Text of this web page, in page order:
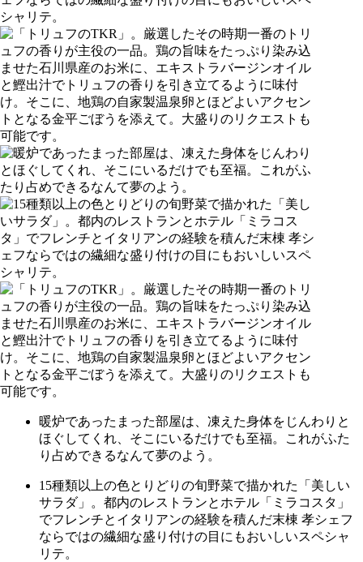
暖炉であったまった部屋は、凍えた身体をじんわりと
ほぐしてくれ、そこにいるだけでも至福。これがふた
り占めできるなんて夢のよう。
15種類以上の色とりどりの旬野菜で描かれた「美しい
サラダ」。都内のレストランとホテル「ミラコスタ」
でフレンチとイタリアンの経験を積んだ末棟 孝シェフ
ならではの繊細な盛り付けの目にもおいしいスペシャ
リテ。